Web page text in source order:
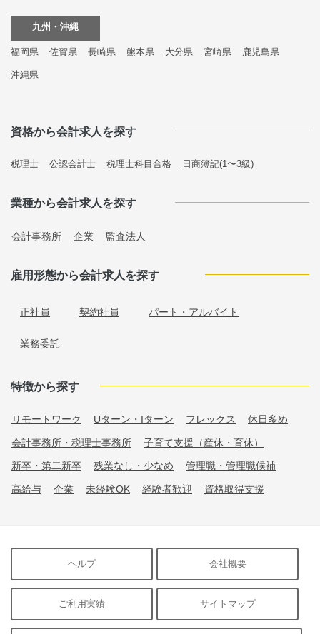
九州・沖縄
福岡県 佐賀県 長崎県 熊本県 大分県 宮崎県 鹿児島県
沖縄県
資格から会計求人を探す
税理士 公認会計士 税理士科目合格 日商簿記(1〜3級)
業種から会計求人を探す
会計事務所 企業 監査法人
雇用形態から会計求人を探す
正社員 契約社員 パート・アルバイト
業務委託
特徴から探す
リモートワーク Uターン・Iターン フレックス 休日多め
会計事務所・税理士事務所 子育て支援（産休・育休）
新卒・第二新卒 残業なし・少なめ 管理職・管理職候補
高給与 企業 未経験OK 経験者歓迎 資格取得支援
ヘルプ 会社概要
ご利用実績 サイトマップ